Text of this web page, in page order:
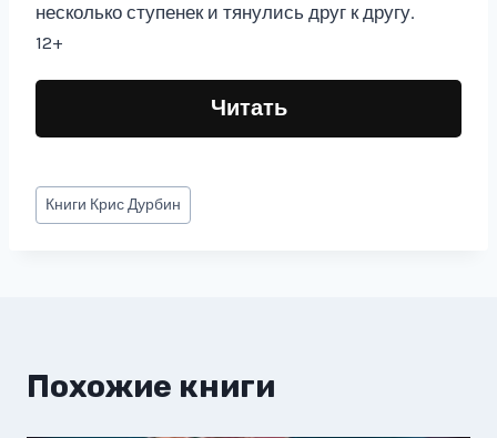
несколько ступенек и тянулись друг к другу.
12+
Читать
Метки
записи:
Книги Крис Дурбин
Похожие книги